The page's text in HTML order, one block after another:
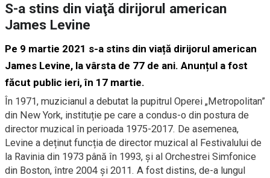
S-a stins din viaţă dirijorul american
James Levine
Pe 9 martie 2021 s-a stins din viață dirijorul american
James Levine, la vârsta de 77 de ani. Anunțul a fost
făcut public ieri, în 17 martie.
În 1971, muzicianul a debutat la pupitrul Operei „Metropolitan”
din New York, instituție pe care a condus-o din postura de
director muzical în perioada 1975-2017. De asemenea,
Levine a deținut funcția de director muzical al Festivalului de
la Ravinia din 1973 până în 1993, și al Orchestrei Simfonice
din Boston, între 2004 și 2011. A fost distins, de-a lungul